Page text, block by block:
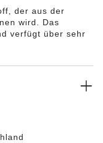
auch in
genießen
der aus der
wird. Das
verfügt über sehr